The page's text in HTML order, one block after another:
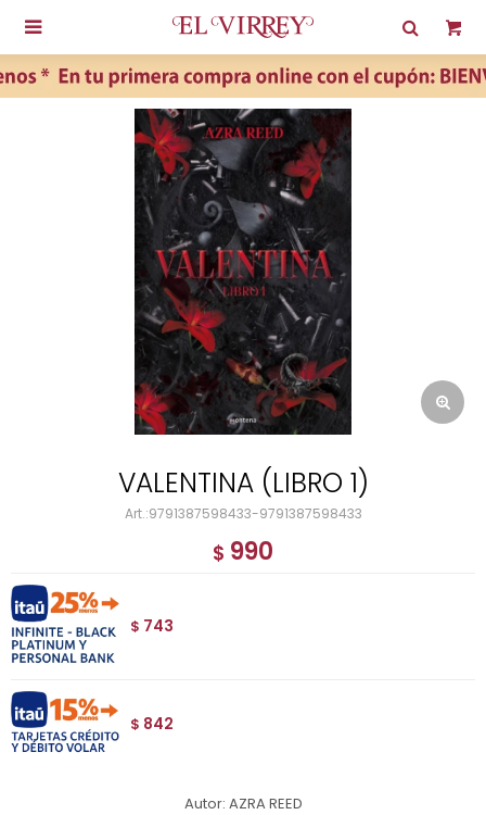

VALENTINA (LIBRO 1)
9791387598433-9791387598433
$ 990
$ 743
$ 842
Autor: AZRA REED